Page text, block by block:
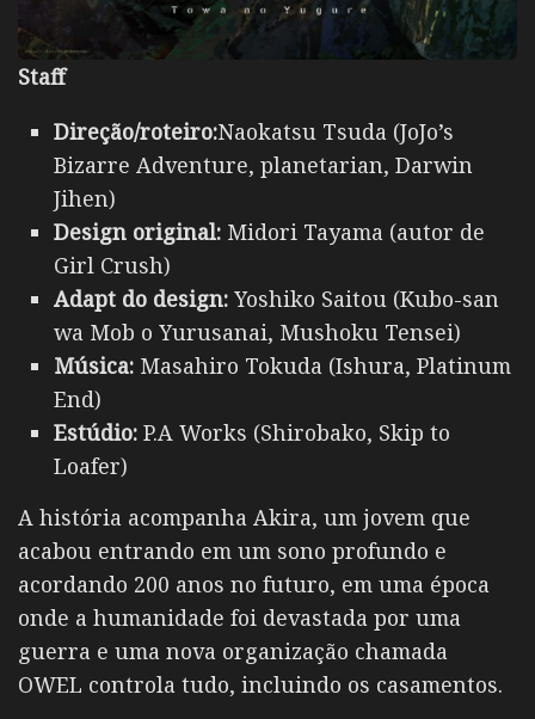
Staff
Direção/roteiro:Naokatsu Tsuda (JoJo’s
Bizarre Adventure, planetarian, Darwin
Jihen)
Design original: Midori Tayama (autor de
Girl Crush)
Adapt do design: Yoshiko Saitou (Kubo-san
wa Mob o Yurusanai, Mushoku Tensei)
Música: Masahiro Tokuda (Ishura, Platinum
End)
Estúdio: P.A Works (Shirobako, Skip to
Loafer)
A história acompanha Akira, um jovem que
acabou entrando em um sono profundo e
acordando 200 anos no futuro, em uma época
onde a humanidade foi devastada por uma
guerra e uma nova organização chamada
OWEL controla tudo, incluindo os casamentos.